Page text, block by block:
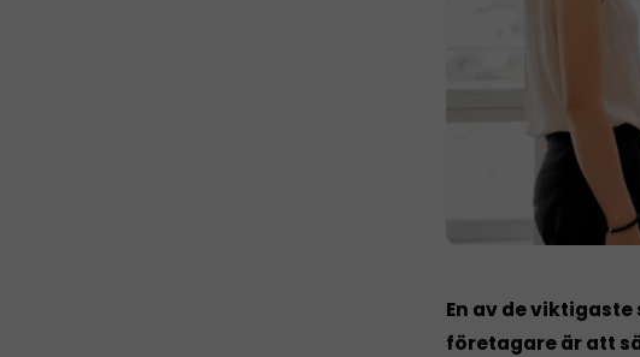
En av de
företagare är att